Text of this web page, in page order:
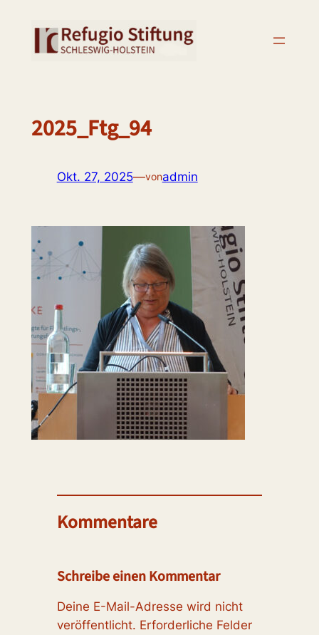
Inhalt
springen
2025_Ftg_94
Okt. 27, 2025—vonadmin
Kommentare
Schreibe einen Kommentar
Deine E-Mail-Adresse wird nicht
veröffentlicht. Erforderliche Felder